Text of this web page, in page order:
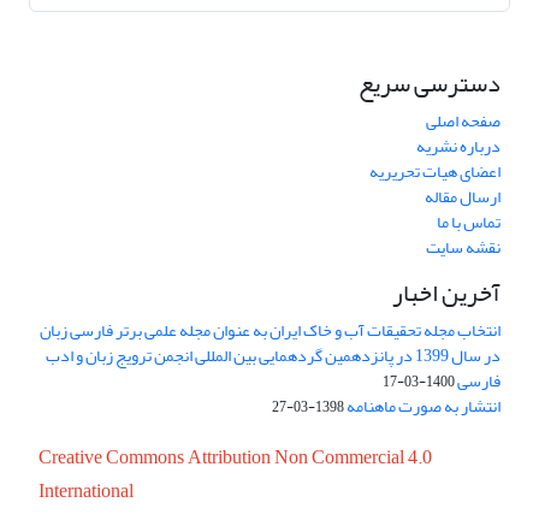
دسترسی سریع
صفحه اصلی
درباره نشریه
اعضای هیات تحریریه
ارسال مقاله
تماس با ما
نقشه سایت
آخرین اخبار
انتخاب مجله تحقیقات آب و خاک ایران به عنوان مجله علمی برتر فارسی زبان
در سال 1399 در پانزدهمین گردهمایی بین المللی انجمن ترویج زبان و ادب
فارسی1400-03-17
انتشار به صورت ماهنامه1398-03-27
Creative Commons Attribution Non Commercial 4.0
International